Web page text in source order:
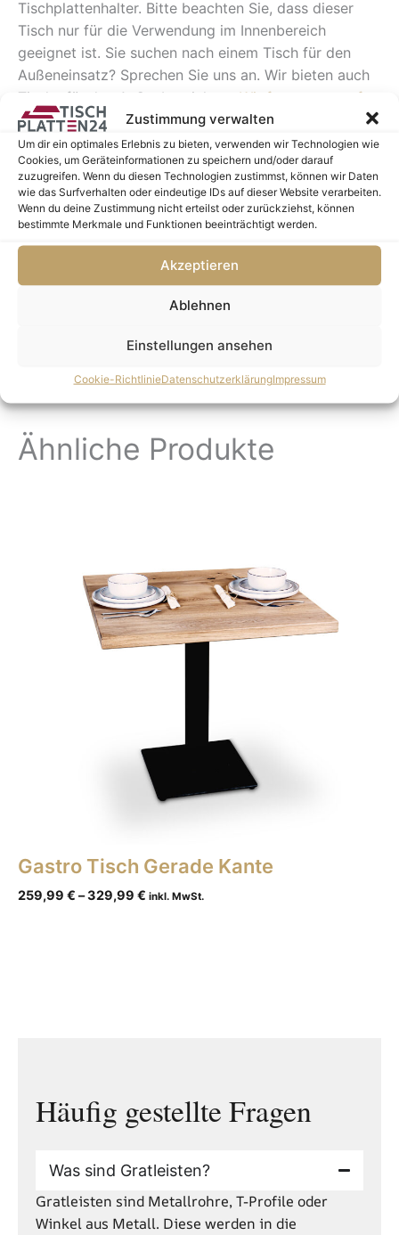
Zustimmung verwalten
Um dir ein optimales Erlebnis zu bieten, verwenden wir Technologien wie
Cookies, um Geräteinformationen zu speichern und/oder darauf
zuzugreifen. Wenn du diesen Technologien zustimmst, können wir Daten
wie das Surfverhalten oder eindeutige IDs auf dieser Website verarbeiten.
Wenn du deine Zustimmung nicht erteilst oder zurückziehst, können
bestimmte Merkmale und Funktionen beeinträchtigt werden.
Akzeptieren
Ablehnen
Einstellungen ansehen
Cookie-RichtlinieDatenschutzerklärungImpressum
Tischplattenhalter. Bitte beachten Sie, dass dieser
Tisch nur für die Verwendung im Innenbereich
geeignet ist. Sie suchen nach einem Tisch für den
Außeneinsatz? Sprechen Sie uns an. Wir bieten auch
Tische für den Außenbereich an. Wir freuen uns auf
Ihren Kontakt.
Farbe: Schwarz
Bodenplatte: 40 x 40 cm
Säule: 8 x 8 cm
Gesamthöhe: 72 cm
Zusammen kombiniert ergeben unsere Tischplatte
wunderschönen und einladenden Anblick für Ihr
Ähnliche Produkte
Gastro Tisch Gerade Kante
259,99 € –329,99 € inkl. MwSt.
Häufig gestellte Fragen
Was sind Gratleisten?
Gratleisten sind Metallrohre, T-Profile oder
Winkel aus Metall. Diese werden in die